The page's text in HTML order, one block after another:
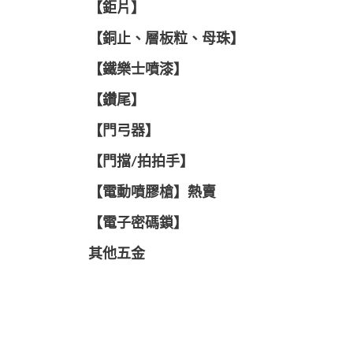
【鉅片】
【銅止、層板粒、母珠】
【鐵樂士噴漆】
【鑽尾】
【門弓器】
【門擋/拍拍手】
【電動噴膠槍】熱賣
【電子密碼鎖】
其他五金